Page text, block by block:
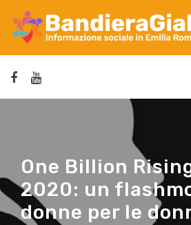
One Billion
2020: un
donne per le